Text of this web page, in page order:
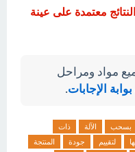
معتمدة على عينة
مواد ومراحل
بوابة الإجابات.
بسحب الآلة
ذات
لتقييم جودة
المنتجة